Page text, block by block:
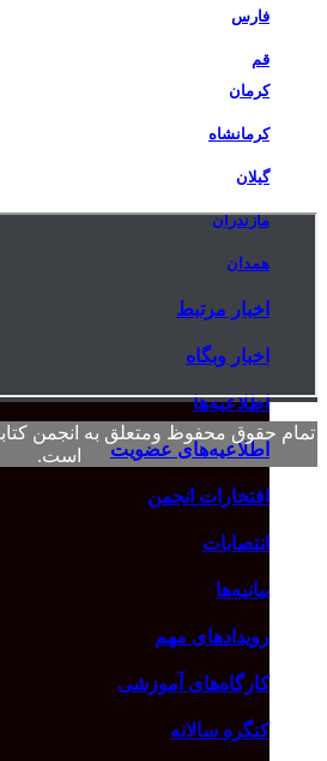
فارس
قم
کرمان
کرمانشاه
گیلان
مازندران
همدان
اخبار مرتبط
اخبار وبگاه
اطلاعیه‌ها
اطلاعیه‌های عضویت
افتخارات انجمن
انتصابات
بیانیه‌ها
رویدادهای مهم
کارگاه‌های آموزشی
کنگره سالانه
تمام حقوق محفوظ ومتعلق به انجمن
است.